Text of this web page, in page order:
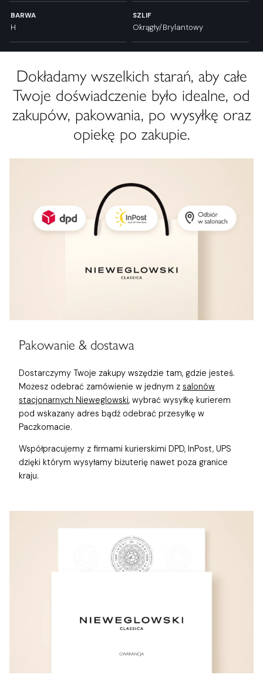
BARWA
H
SZLIF
Okrągły/Brylantowy
Dokładamy wszelkich starań, aby całe
Twoje doświadczenie było idealne, od
zakupów, pakowania, po wysyłkę oraz
opiekę po zakupie.
Pakowanie & dostawa
Dostarczymy Twoje zakupy wszędzie tam, gdzie jesteś.
Możesz odebrać zamówienie w jednym z salonów
stacjonarnych Nieweglowski, wybrać wysyłkę kurierem
pod wskazany adres bądź odebrać przesyłkę w
Paczkomacie.
Współpracujemy z firmami kurierskimi DPD, InPost, UPS
dzięki którym wysyłamy biżuterię nawet poza granice
kraju.